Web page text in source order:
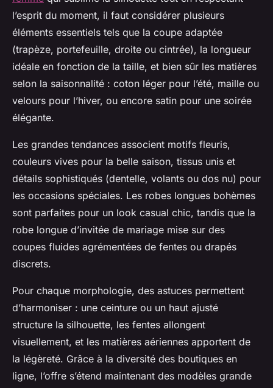
l’esprit du moment, il faut considérer plusieurs
éléments essentiels tels que la coupe adaptée
(trapèze, portefeuille, droite ou cintrée), la longueur
idéale en fonction de la taille, et bien sûr les matières
selon la saisonnalité : coton léger pour l’été, maille ou
velours pour l’hiver, ou encore satin pour une soirée
élégante.
Les grandes tendances associent motifs fleuris,
couleurs vives pour la belle saison, tissus unis et
détails sophistiqués (dentelle, volants ou dos nu) pour
les occasions spéciales. Les robes longues bohèmes
sont parfaites pour un look casual chic, tandis que la
robe longue d’invitée de mariage mise sur des
coupes fluides agrémentées de fentes ou drapés
discrets.
Pour chaque morphologie, des astuces permettent
d’harmoniser : une ceinture ou un haut ajusté
structure la silhouette, les fentes allongent
visuellement, et les matières aériennes apportent de
la légèreté. Grâce à la diversité des boutiques en
ligne, l’offre s’étend maintenant des modèles grande